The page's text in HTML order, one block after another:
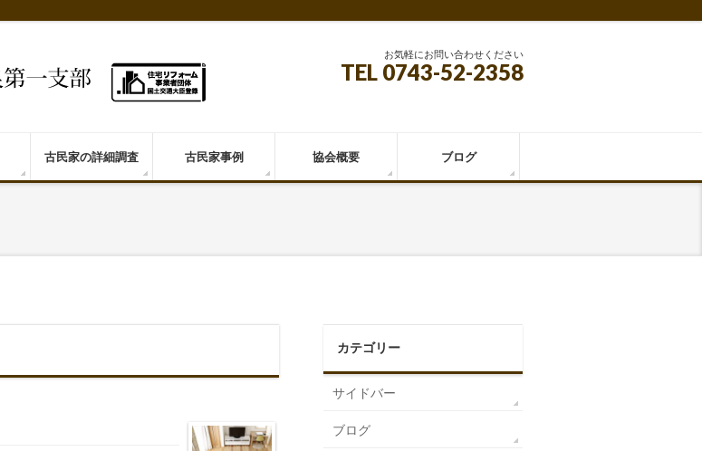
お気軽にお問い合わせください
TEL 0743-52-2358
古民家の詳細調査 古民家事例 協会概要 ブログ
カテゴリー
サイドバー
ブログ